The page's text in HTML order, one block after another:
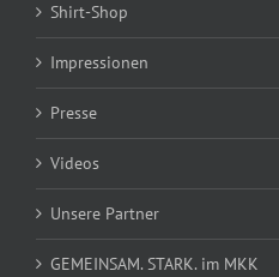
Shirt-Shop
Impressionen
Presse
Videos
Unsere Partner
GEMEINSAM. STARK. im MKK